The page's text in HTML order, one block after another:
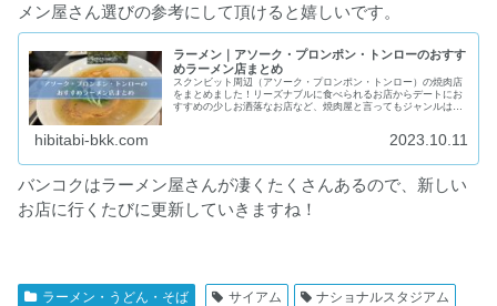
メン屋さん選びの参考にして頂けると嬉しいです。
ラーメン｜アソーク・プロンポン・トンローのおすす
めラーメン店まとめ
スクンビット周辺（アソーク・プロンポン・トンロー）の焼肉店
をまとめました！リーズナブルに食べられるお店からデートにお
すすめの少しお洒落なお店など、焼肉屋と言ってもジャンルは
hibitabi-bkk.com 2023.10.11
バンコクはラーメン屋さんが凄くたくさんあるので、新しい
お店に行くたびに更新していきますね！
ラーメン・うどん・そば サイアム ナショナルスタジアム